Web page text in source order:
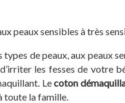
peaux sensibles à très
de peaux, aux peaux
les fesses de votre
Lecoton
toute la famille.